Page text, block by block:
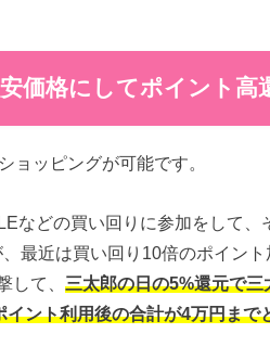
価格にしてポイント高
ョッピングが可能です。
などの買い回りに参加をして、
最近は買い回り10倍のポイント
して、 三太郎の日の5%還元で三
ント利用後の合計が4万円まで